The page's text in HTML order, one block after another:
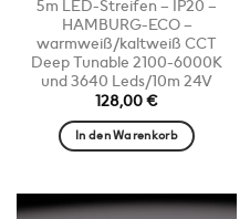
5m LED-Streifen – IP20 –
HAMBURG-ECO –
warmweiß/kaltweiß CCT
Deep Tunable 2100-6000K
und 3640 Leds/10m 24V
128,00€
In den Warenkorb